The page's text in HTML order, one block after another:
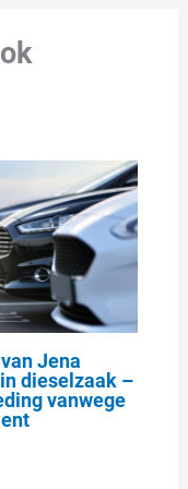
Jena
dieselzaak –
vanwege